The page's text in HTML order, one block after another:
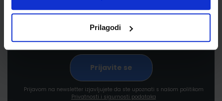
Prilagodi
Prijavom na newsletter izjavljujete da ste upoznati s našom politikom
Privatnosti i sigurnosti podataka